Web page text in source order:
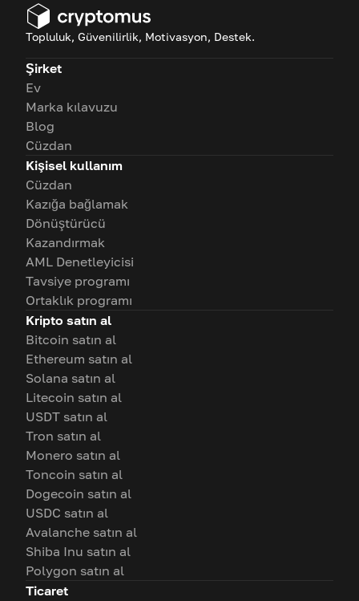
Topluluk, Güvenilirlik, Motivasyon, Destek.
Şirket
Ev
Marka kılavuzu
Blog
Cüzdan
Kişisel kullanım
Cüzdan
Kazığa bağlamak
Dönüştürücü
Kazandırmak
AML Denetleyicisi
Tavsiye programı
Ortaklık programı
Kripto satın al
Bitcoin satın al
Ethereum satın al
Solana satın al
Litecoin satın al
USDT satın al
Tron satın al
Monero satın al
Toncoin satın al
Dogecoin satın al
USDC satın al
Avalanche satın al
Shiba Inu satın al
Polygon satın al
Ticaret